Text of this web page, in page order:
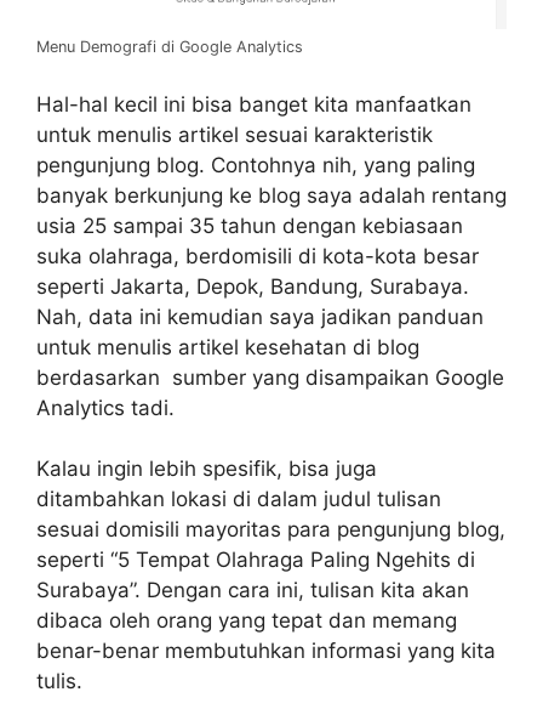
Menu Demografi di Google Analytics
Hal-hal kecil ini bisa banget kita manfaatkan
untuk menulis artikel sesuai karakteristik
pengunjung blog. Contohnya nih, yang paling
banyak berkunjung ke blog saya adalah rentang
usia 25 sampai 35 tahun dengan kebiasaan
suka olahraga, berdomisili di kota-kota besar
seperti Jakarta, Depok, Bandung, Surabaya.
Nah, data ini kemudian saya jadikan panduan
untuk menulis artikel kesehatan di blog
berdasarkan sumber yang disampaikan Google
Analytics tadi.
Kalau ingin lebih spesifik, bisa juga
ditambahkan lokasi di dalam judul tulisan
sesuai domisili mayoritas para pengunjung blog,
seperti “5 Tempat Olahraga Paling Ngehits di
Surabaya”. Dengan cara ini, tulisan kita akan
dibaca oleh orang yang tepat dan memang
benar-benar membutuhkan informasi yang kita
tulis.